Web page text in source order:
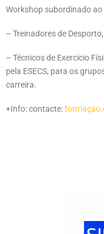
Workshop subordinado
– Treinadores de
– Técnicos de Exercício
pela ESECS, para os
carreira.
+Info: contacte: